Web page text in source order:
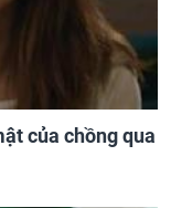
của chồng qua